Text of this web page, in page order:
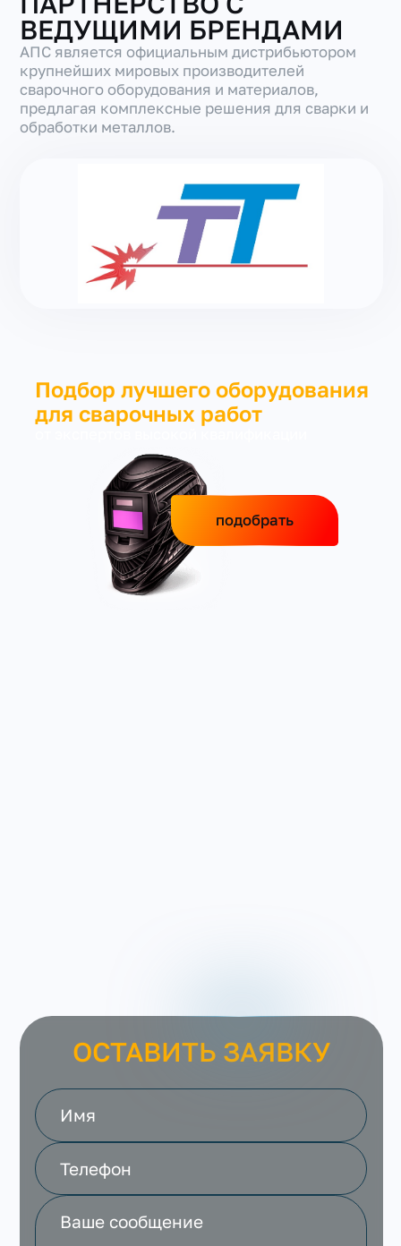
ВЕДУЩИМИ БРЕНДАМИ
АПС является официальным дистрибьютором
крупнейших мировых производителей
сварочного оборудования и материалов,
предлагая комплексные решения для сварки и
обработки металлов.
Подбор лучшего оборудования
для сварочных работ
подобрать
ОСТАВИТЬ ЗАЯВКУ